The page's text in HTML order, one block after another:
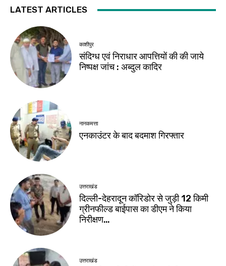
LATEST ARTICLES
काशीपुर
संदिग्ध एवं निराधार आपत्तियों की की जाये
निष्पक्ष जांच : अब्दुल कादिर
नानकमत्ता
एनकाउंटर के बाद बदमाश गिरफ्तार
उत्तराखंड
दिल्ली-देहरादून कॉरिडोर से जुड़ी 12 किमी
ग्रीनफील्ड बाईपास का डीएम ने किया
निरीक्षण…
उत्तराखंड